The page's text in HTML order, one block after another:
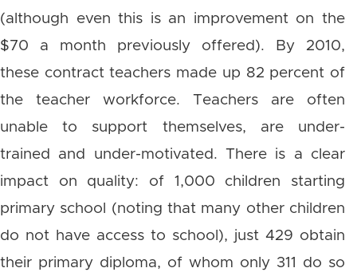
(although even this is an improvement on the
$70 a month previously offered). By 2010,
these contract teachers made up 82 percent of
the teacher workforce. Teachers are often
unable to support themselves, are under-
trained and under-motivated. There is a clear
impact on quality: of 1,000 children starting
primary school (noting that many other children
do not have access to school), just 429 obtain
their primary diploma, of whom only 311 do so